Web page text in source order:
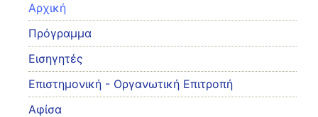
Αρχική
Πρόγραμμα
Εισηγητές
Eπιστημονική - Οργανωτική Επιτροπή
Αφίσα